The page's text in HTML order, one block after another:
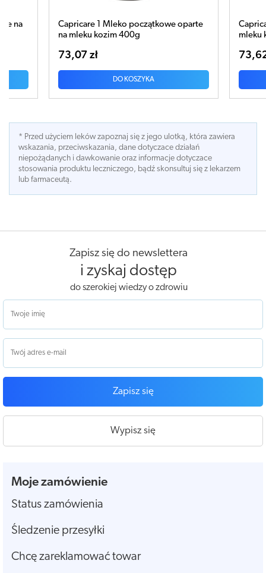
Capricare 2 Mleko następne oparte na
mleku kozim 400g
73,62 zł
DO KOSZYKA
* Przed użyciem leków zapoznaj się z jego ulotką, która zawiera
wskazania, przeciwskazania, dane dotyczace działań
niepożądanych i dawkowanie oraz informacje dotyczace
stosowania produktu leczniczego, bądź skonsultuj się z lekarzem
lub farmaceutą.
Zapisz się do newslettera
i zyskaj dostęp
do szerokiej wiedzy o zdrowiu
Zapisz się
Wypisz się
Moje zamówienie
Status zamówienia
Śledzenie przesyłki
Chcę zareklamować towar